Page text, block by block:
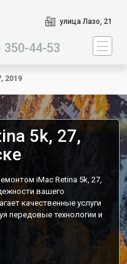
улица Лазо, 21
350-44-53
2019
5k, 27,
iMac Retina 5k, 27,
вашего
качественные услуги
передовые технологии и